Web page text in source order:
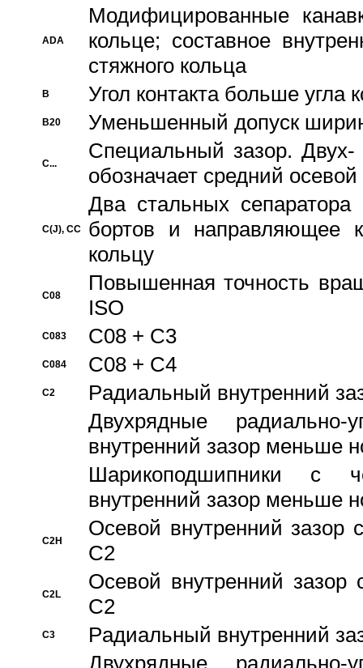
ADA
Модифицированные
кольце; составное
стяжного кольца
B Угол контакта больше угла
B20 Уменьшенный допуск
C...
Специальный зазор.
обозначает средний
C(J), CC
Два стальных сепаратора
бортов и направляющее
кольцу
C08
Повышенная точность
ISO
C083 C08 + C3
C084 C08 + C4
C2
Pадиальный внутренний
Двухрядные радиально-
внутренний зазор меньше
Шарикоподшипники с
внутренний зазор меньше
C2H
Осевой внутренний зазор
C2
C2L
Осевой внутренний зазор
C2
C3
Pадиальный внутренний
Двухрядные